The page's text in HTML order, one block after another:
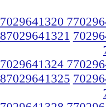
7029641320
87029641321
7029641324
87029641325